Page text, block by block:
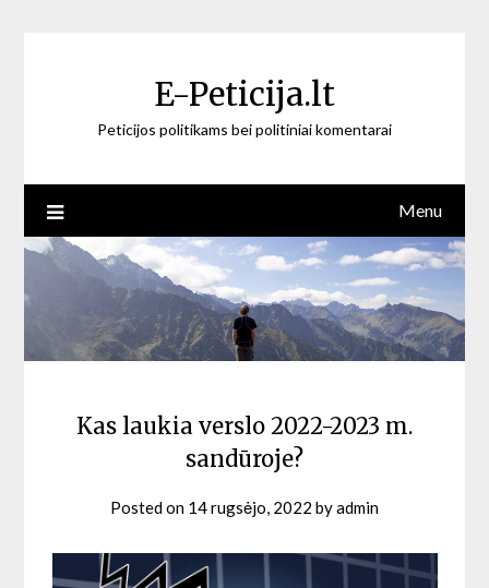
E-Peticija.lt
Peticijos politikams bei politiniai komentarai
Menu
Kas laukia verslo 2022-2023 m.
sandūroje?
Posted on 14 rugsėjo, 2022 byadmin